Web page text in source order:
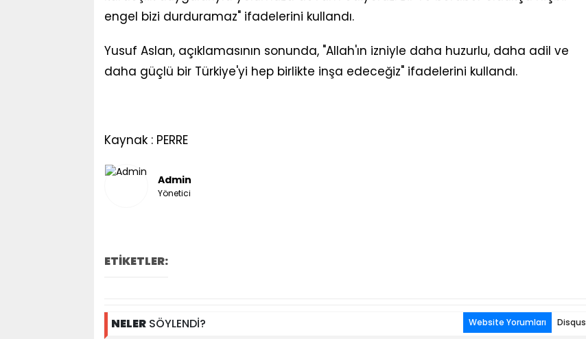
engel bizi durduramaz" ifadelerini kullandı.
Yusuf Aslan, açıklamasının sonunda, "Allah'ın izniyle daha huzurlu, daha adil ve
daha güçlü bir Türkiye'yi hep birlikte inşa edeceğiz" ifadelerini kullandı.
Kaynak : PERRE
Admin
Yönetici
ETİKETLER:
NELERSÖYLENDİ? Website Yorumları Disqus